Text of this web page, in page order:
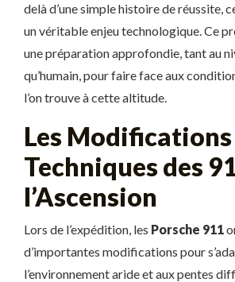
delà d’une simple histoire de réussite,
un véritable enjeu technologique. Ce
une préparation approfondie, tant au
qu’humain, pour faire face aux
l’on trouve à cette altitude.
Les Modifications
Techniques des
l’Ascension
Lors de l’expédition, les Porsche 911
d’importantes modifications pour
l’environnement aride et aux pentes